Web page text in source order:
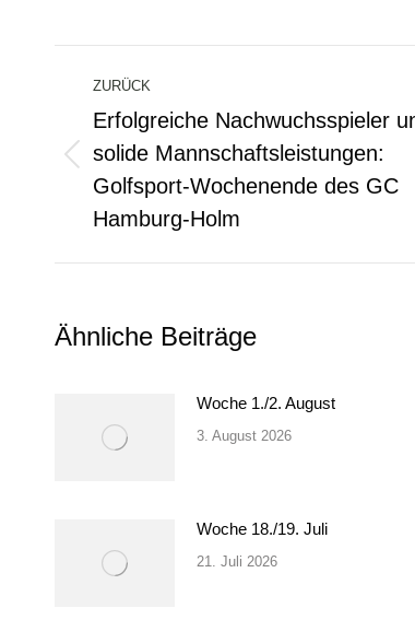
Kommentarnavigation
ZURÜCK
Vorheriger
Beitrag:
Erfolgreiche Nachwuchsspieler
solide Mannschaftsleistungen:
Golfsport-Wochenende des GC
Hamburg-Holm
Ähnliche Beiträge
Woche 1./2. August
3. August 2026
Woche 18./19. Juli
21. Juli 2026